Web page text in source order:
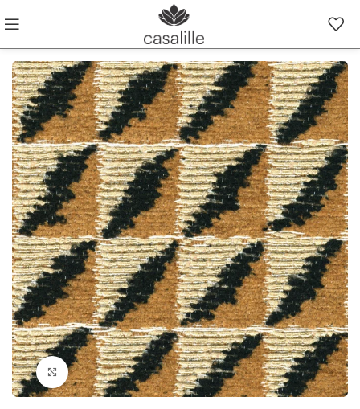
Click to enlarge